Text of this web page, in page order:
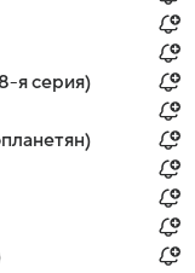
я серия)